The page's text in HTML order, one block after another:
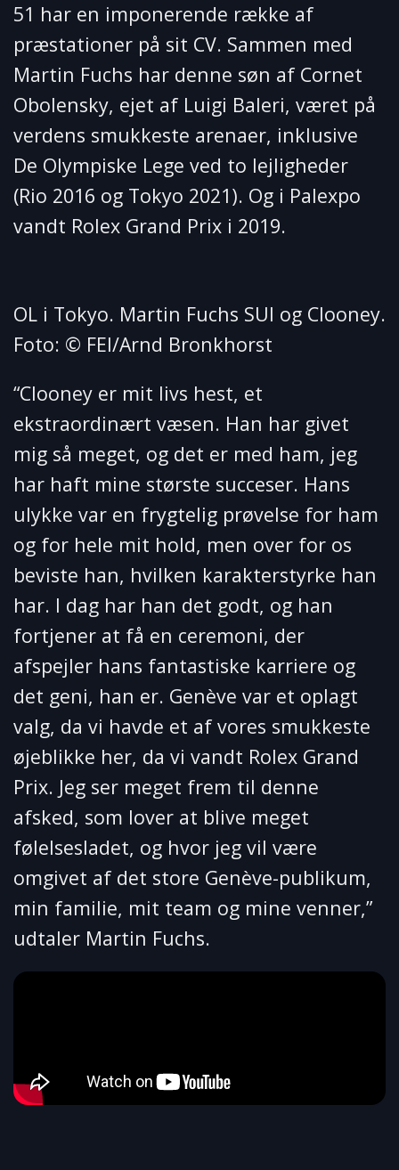
51 har en imponerende række af
præstationer på sit CV. Sammen med
Martin Fuchs har denne søn af Cornet
Obolensky, ejet af Luigi Baleri, været på
verdens smukkeste arenaer, inklusive
De Olympiske Lege ved to lejligheder
(Rio 2016 og Tokyo 2021). Og i Palexpo
vandt Rolex Grand Prix i 2019.
OL i Tokyo. Martin Fuchs SUI og Clooney.
Foto: © FEI/Arnd Bronkhorst
“Clooney er mit livs hest, et
ekstraordinært væsen. Han har givet
mig så meget, og det er med ham, jeg
har haft mine største succeser. Hans
ulykke var en frygtelig prøvelse for ham
og for hele mit hold, men over for os
beviste han, hvilken karakterstyrke han
har. I dag har han det godt, og han
fortjener at få en ceremoni, der
afspejler hans fantastiske karriere og
det geni, han er. Genève var et oplagt
valg, da vi havde et af vores smukkeste
øjeblikke her, da vi vandt Rolex Grand
Prix. Jeg ser meget frem til denne
afsked, som lover at blive meget
følelsesladet, og hvor jeg vil være
omgivet af det store Genève-publikum,
min familie, mit team og mine venner,”
udtaler Martin Fuchs.